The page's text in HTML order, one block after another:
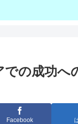
での成功
Facebook